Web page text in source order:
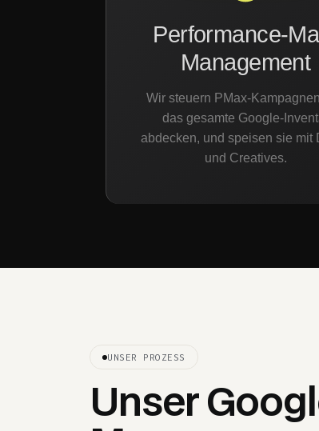
Performance-
Management
Wir steuern PMax-
das gesamte Google-
abdecken, und speisen sie mit
und Creatives.
UNSER PROZESS
Unser